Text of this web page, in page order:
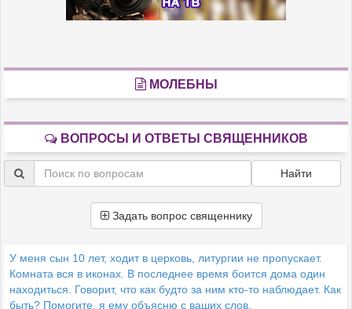
МОЛЕБНЫ
ВОПРОСЫ И ОТВЕТЫ СВЯЩЕННИКОВ
Найти
Задать вопрос священнику
У меня сын 10 лет, ходит в церковь, литургии не пропускает.
Комната вся в иконах. В последнее время боится дома один
находиться. Говорит, что как будто за ним кто-то наблюдает. Как
быть? Помогите, я ему объясню с ваших слов.